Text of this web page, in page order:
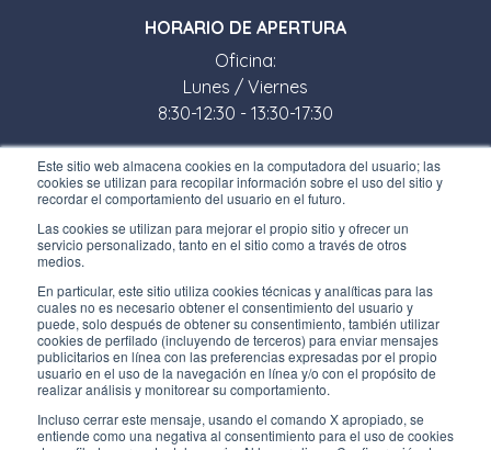
Este sitio web almacena cookies en la computadora del usuario; las
cookies se utilizan para recopilar información sobre el uso del sitio y
recordar el comportamiento del usuario en el futuro.
Las cookies se utilizan para mejorar el propio sitio y ofrecer un
servicio personalizado, tanto en el sitio como a través de otros
medios.
En particular, este sitio utiliza cookies técnicas y analíticas para las
cuales no es necesario obtener el consentimiento del usuario y
puede, solo después de obtener su consentimiento, también utilizar
cookies de perfilado (incluyendo de terceros) para enviar mensajes
publicitarios en línea con las preferencias expresadas por el propio
usuario en el uso de la navegación en línea y/o con el propósito de
realizar análisis y monitorear su comportamiento.
Incluso cerrar este mensaje, usando el comando X apropiado, se
entiende como una negativa al consentimiento para el uso de cookies
HORARIO DE APERTURA
Oficina:
Lunes / Viernes
8:30-12:30 - 13:30-17:30
Tienda:
Lunes / Viernes
8:30-12:00 - 13:30-17:00
Subscríbete a nuestro boletín
Trabaja con nosotros
Los envases de Interfluid
Proyecto de transformación digital